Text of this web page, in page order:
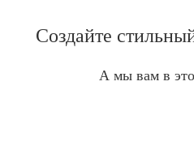
Создайте
А мы вам в